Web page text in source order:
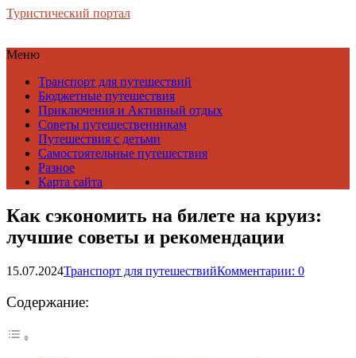
Туристический портал
Меню
Транспорт для путешествий
Бюджетные путешествия
Приключения и Активный отдых
Советы путешественникам
Путешествия с детьми
Самостоятельные путешествия
Разное
Карта сайта
Как сэкономить на билете на круиз:
лучшие советы и рекомендации
15.07.2024Транспорт для путешествийКомментарии: 0
Содержание: